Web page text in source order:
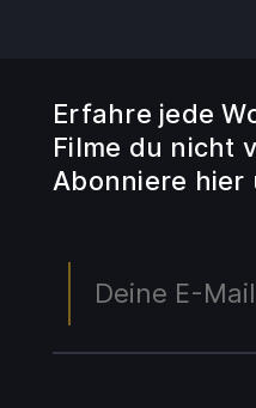
Erfahre jede
Filme du nicht
Abonniere hier